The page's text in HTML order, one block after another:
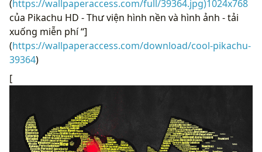
(https://wallpaperaccess.com/full/39364.jpg)1024x768
của Pikachu HD - Thư viện hình nền và hình ảnh - tải
xuống miễn phí “]
(https://wallpaperaccess.com/download/cool-pikachu-
39364)
[